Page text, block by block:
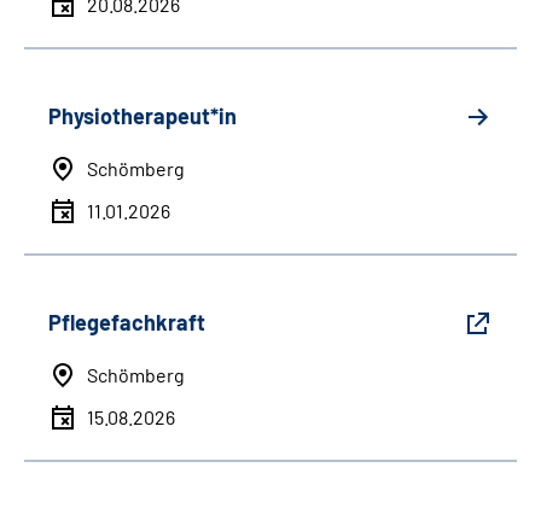
Physiotherapeut*in
Schömberg
11.01.2026
Pflegefachkraft
Schömberg
15.08.2026